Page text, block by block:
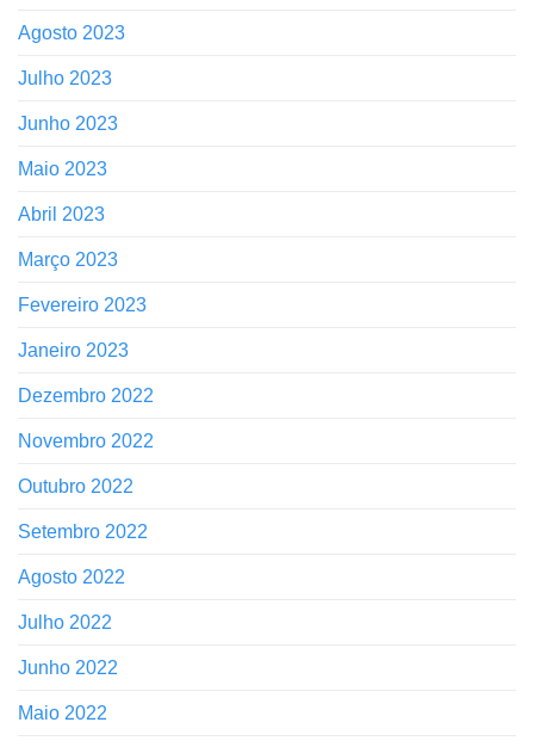
Agosto 2023
Julho 2023
Junho 2023
Maio 2023
Abril 2023
Março 2023
Fevereiro 2023
Janeiro 2023
Dezembro 2022
Novembro 2022
Outubro 2022
Setembro 2022
Agosto 2022
Julho 2022
Junho 2022
Maio 2022